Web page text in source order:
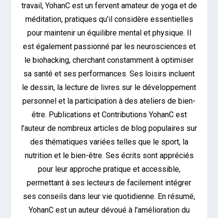
travail, YohanC est un fervent amateur de yoga et de
méditation, pratiques qu'il considère essentielles
pour maintenir un équilibre mental et physique. Il
est également passionné par les neurosciences et
le biohacking, cherchant constamment à optimiser
sa santé et ses performances. Ses loisirs incluent
le dessin, la lecture de livres sur le développement
personnel et la participation à des ateliers de bien-
être. Publications et Contributions YohanC est
l'auteur de nombreux articles de blog populaires sur
des thématiques variées telles que le sport, la
nutrition et le bien-être. Ses écrits sont appréciés
pour leur approche pratique et accessible,
permettant à ses lecteurs de facilement intégrer
ses conseils dans leur vie quotidienne. En résumé,
YohanC est un auteur dévoué à l'amélioration du